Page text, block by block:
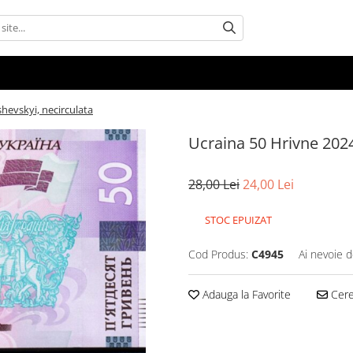
necirculata
Ucraina 50 Hrivne
28,00 Lei24,00 Lei
STOC EPUIZAT
Cod Produs: C4945 Ai nevoie
Adauga la Favorite